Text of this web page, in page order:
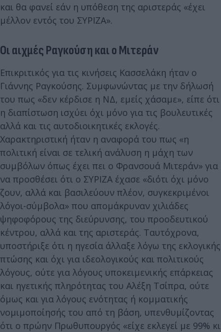
και θα φανεί εάν η υπόθεση της αριστεράς «έχει
μέλλον εντός του ΣΥΡΙΖΑ».
Οι αιχμές Ραγκούση και ο Μιτεράν
Επικριτικός για τις κινήσεις Κασσελάκη ήταν ο
Γιάννης Ραγκούσης. Συμφωνώντας με την δήλωσή
του πως «δεν κέρδισε η ΝΔ, εμείς χάσαμε», είπε ότι
η διαπίστωση ισχύει όχι μόνο για τις βουλευτικές
αλλά και τις αυτοδιοικητικές εκλογές.
Χαρακτηριστική ήταν η αναφορά του πως «η
πολιτική είναι σε τελική ανάλυση η μάχη των
συμβόλων όπως έχει πει ο Φρανσουά Μιτεράν» για
να προσθέσει ότι ο ΣΥΡΙΖΑ έχασε «διότι όχι μόνο
ζουν, αλλά και βασιλεύουν πλέον, συγκεκριμένοι
λόγοι-σύμβολα» που απομάκρυναν χιλιάδες
ψηφοφόρους της διεύρυνσης, του προοδευτικού
κέντρου, αλλά και της αριστεράς. Ταυτόχρονα,
υποστήριξε ότι η ηγεσία άλλαξε λόγω της εκλογικής
πτώσης και όχι για ιδεολογικούς και πολιτικούς
λόγους, ούτε για λόγους υποκειμενικής επάρκειας
και ηγετικής πληρότητας του Αλέξη Τσίπρα, ούτε
όμως και για λόγους ενότητας ή κομματικής
νομιμοποίησής του από τη βάση, υπενθυμίζοντας
ότι ο πρώην Πρωθυπουργός «είχε εκλεγεί με 99% κι